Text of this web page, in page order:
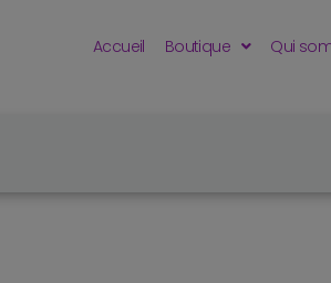
Accueil Boutique Qui